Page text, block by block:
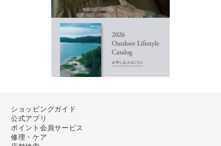
ショッピングガイド
公式アプリ
ポイント会員サービス
修理・ケア